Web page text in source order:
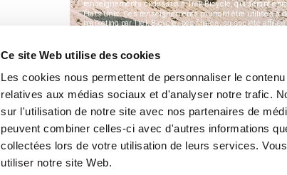
Ce site Web utilise des cookies
Les cookies nous permettent de personnaliser le
relatives aux médias sociaux et d'analyser notre trafic.
sur l'utilisation de notre site avec nos partenaires de
peuvent combiner celles-ci avec d'autres informations
collectées lors de votre utilisation de leurs services.
utiliser notre site Web.